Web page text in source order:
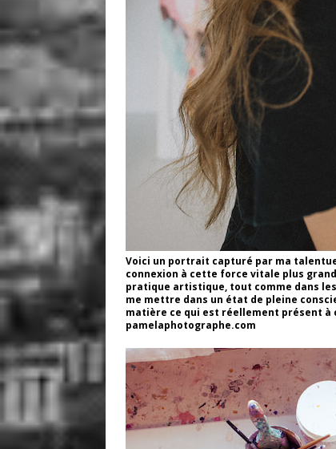
Voici un portrait capturé par ma
connexion à cette force vitale plus
pratique artistique, tout comme dans
me mettre dans un état de pleine
matière ce qui est réellement présent à
pamelaphotographe.com